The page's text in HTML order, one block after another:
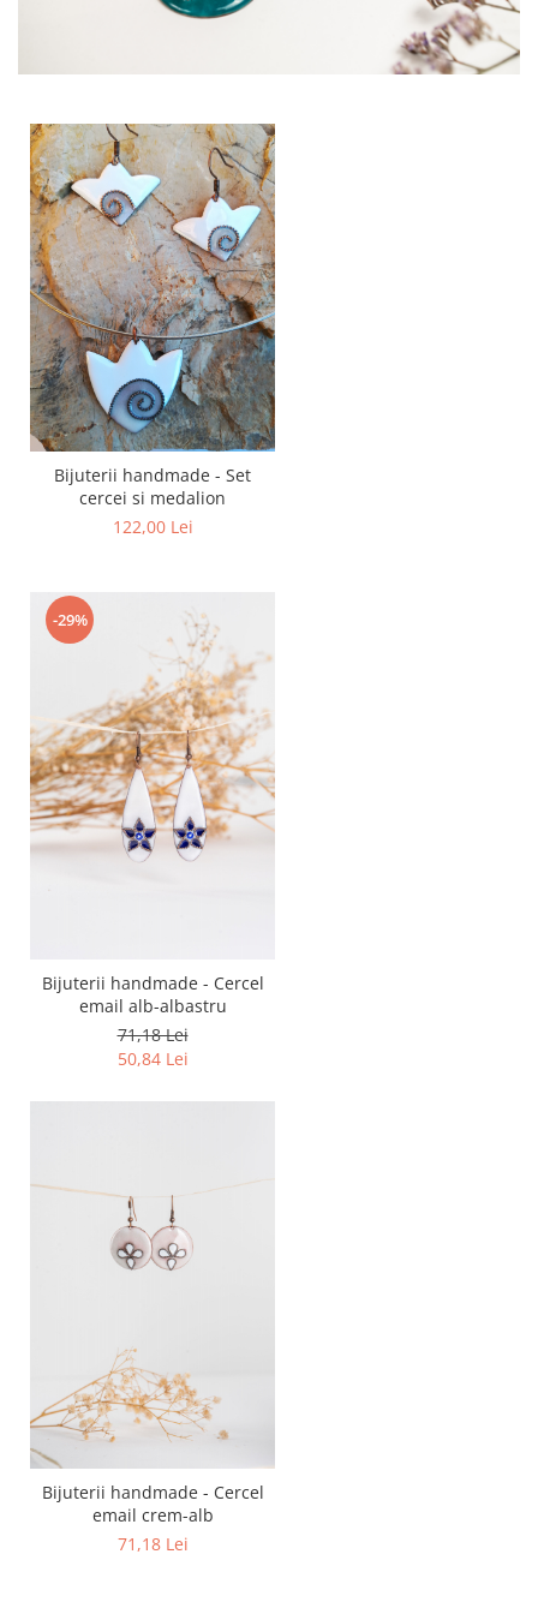
Bijuterii handmade - Set
cercei si medalion
122,00 Lei
-29%
Bijuterii handmade - Cercel
email alb-albastru
71,18 Lei
50,84 Lei
Bijuterii handmade - Cercel
email crem-alb
71,18 Lei